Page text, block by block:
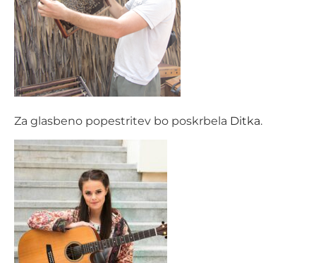
Za glasbeno popestritev bo poskrbela Ditka.